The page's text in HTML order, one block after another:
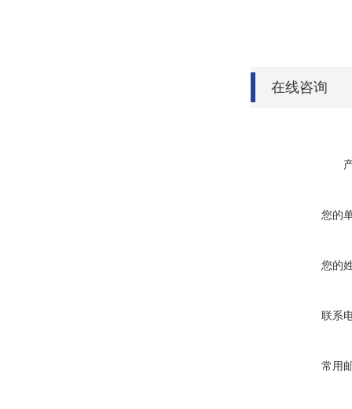
在线咨询
您的
您的
联系
常用